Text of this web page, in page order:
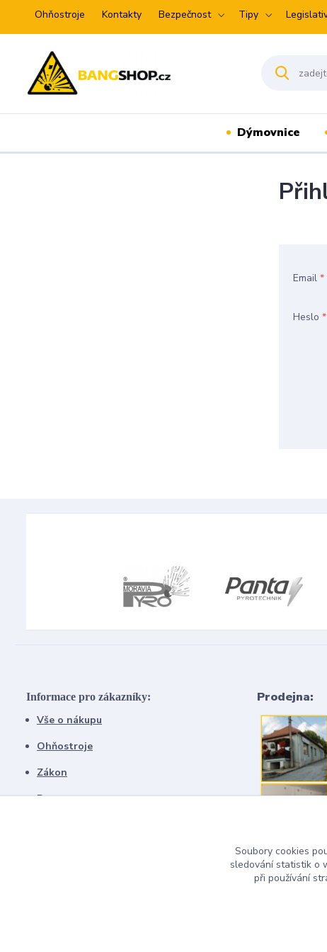
Ohňostroje Kontakty Bezpečnost Tipy
Dýmovnice
Email*
Heslo*
Informace pro zákazníky:
Vše o nákupu
Ohňostroje
Zákon
Doprava
Prodejna:
Soubory cookies
sledování statistik o
při používání